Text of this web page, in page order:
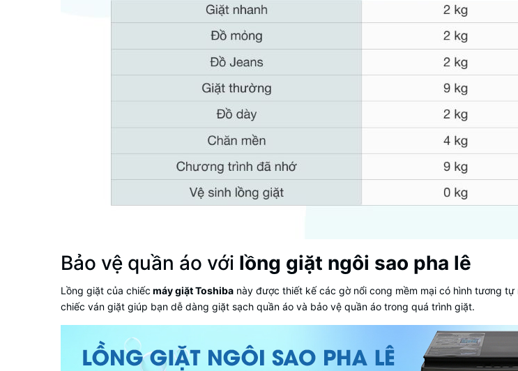
Bảo vệ quần áo với lồng giặt ngôi sao pha lê
Lồng giặt của chiếc máy giặt Toshiba này được thiết kế các gờ nổi cong mềm mại có hình tương
chiếc ván giặt giúp bạn dễ dàng giặt sạch quần áo và bảo vệ quần áo trong quá trình giặt.